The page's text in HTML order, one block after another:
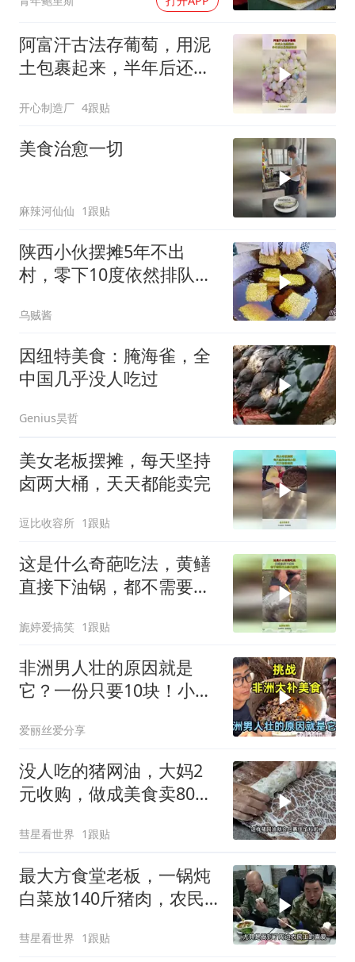
阿富汗古法存葡萄，用泥
土包裹起来，半年后还是
开心制造厂 4跟贴
美食治愈一切
麻辣河仙仙 1跟贴
陕西小伙摆摊5年不出
村，零下10度依然排队，
乌贼酱
因纽特美食：腌海雀，全
中国几乎没人吃过
Genius昊哲
美女老板摆摊，每天坚持
卤两大桶，天天都能卖完
逗比收容所 1跟贴
这是什么奇葩吃法，黄鳝
直接下油锅，都不需要先
旎婷爱搞笑 1跟贴
非洲男人壮的原因就是
它？一份只要10块！小伙
爱丽丝爱分享
没人吃的猪网油，大妈2
元收购，做成美食卖80，
彗星看世界 1跟贴
最大方食堂老板，一锅炖
白菜放140斤猪肉，农民
彗星看世界 1跟贴